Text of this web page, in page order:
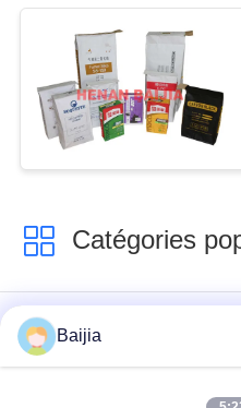
Catégories
Sacs en papier de
Multiwall Papier
d'emballage
Baijia